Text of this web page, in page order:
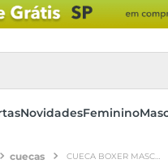
NovidadesFeminino
cuecas CUECA BOXER MASCULINA BRANCA LOONEY TUNES QUADRINHOS